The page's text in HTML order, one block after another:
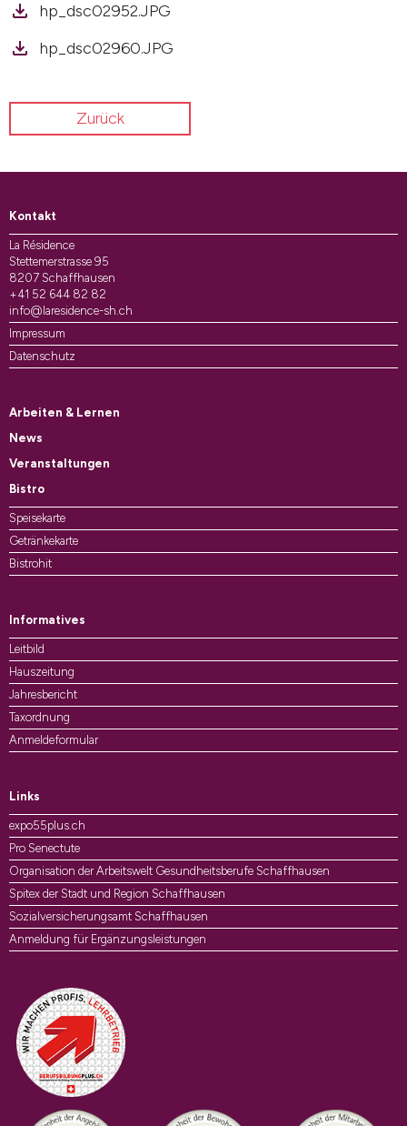
hp_dsc02952.JPG
hp_dsc02960.JPG
Zurück
Kontakt
La Résidence
Stettemerstrasse 95
8207 Schaffhausen
+41 52 644 82 82
info@laresidence-sh.ch
Impressum
Datenschutz
Arbeiten & Lernen
News
Veranstaltungen
Bistro
Speisekarte
Getränkekarte
Bistrohit
Informatives
Leitbild
Hauszeitung
Jahresbericht
Taxordnung
Anmeldeformular
Links
expo55plus.ch
Pro Senectute
Organisation der Arbeitswelt Gesundheitsberufe Schaffhausen
Spitex der Stadt und Region Schaffhausen
Sozialversicherungsamt Schaffhausen
Anmeldung für Ergänzungsleistungen
Auszeichnungen